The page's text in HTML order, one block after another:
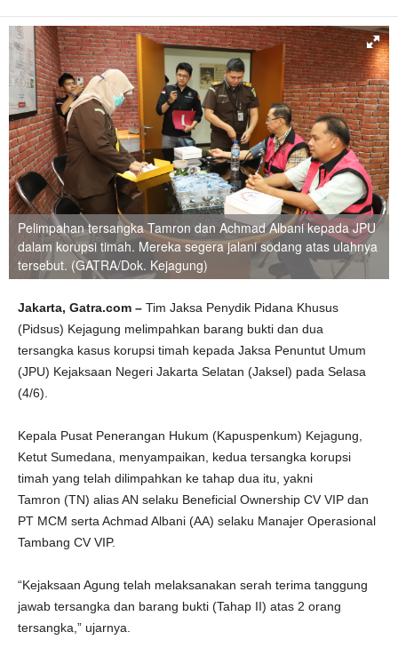
Pelimpahan tersangka Tamron dan Achmad Albani kepada JPU
dalam korupsi timah. Mereka segera jalani sodang atas ulahnya
tersebut. (GATRA/Dok. Kejagung)
Jakarta, Gatra.com – Tim Jaksa Penydik Pidana Khusus
(Pidsus) Kejagung melimpahkan barang bukti dan dua
tersangka kasus korupsi timah kepada Jaksa Penuntut Umum
(JPU) Kejaksaan Negeri Jakarta Selatan (Jaksel) pada Selasa
(4/6).
Kepala Pusat Penerangan Hukum (Kapuspenkum) Kejagung,
Ketut Sumedana, menyampaikan, kedua tersangka korupsi
timah yang telah dilimpahkan ke tahap dua itu, yakni
Tamron (TN) alias AN selaku Beneficial Ownership CV VIP dan
PT MCM serta Achmad Albani (AA) selaku Manajer Operasional
Tambang CV VIP.
“Kejaksaan Agung telah melaksanakan serah terima tanggung
jawab tersangka dan barang bukti (Tahap II) atas 2 orang
tersangka,” ujarnya.